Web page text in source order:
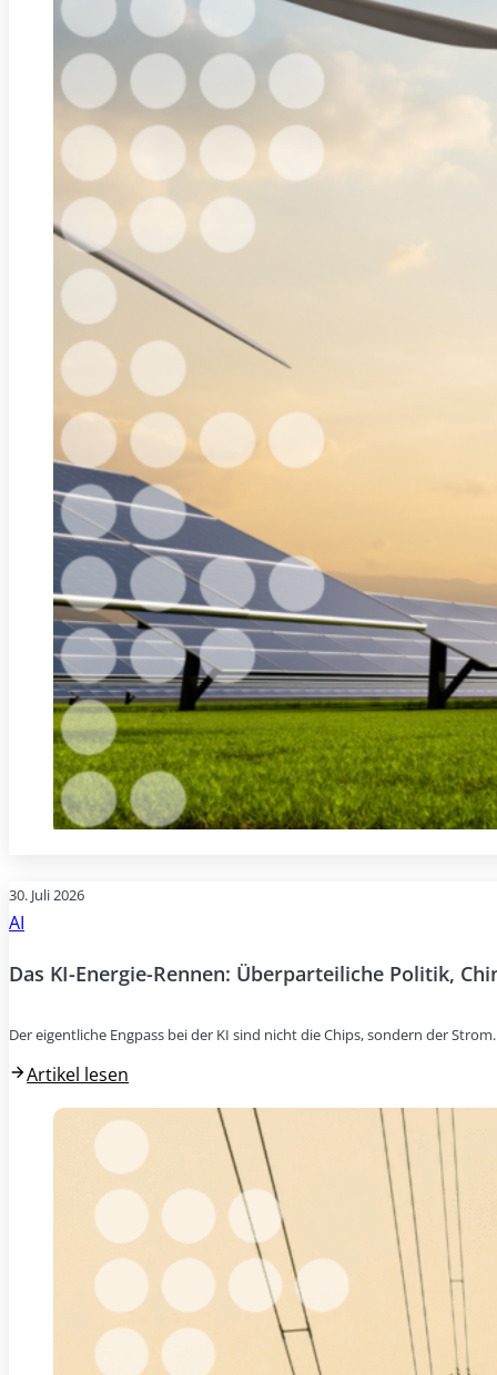
30. Juli 2026
AI
Das KI-Energie-Rennen: Überparteiliche Politik,
Der eigentliche Engpass bei der KI sind nicht die Chips, sondern der
Artikel lesen